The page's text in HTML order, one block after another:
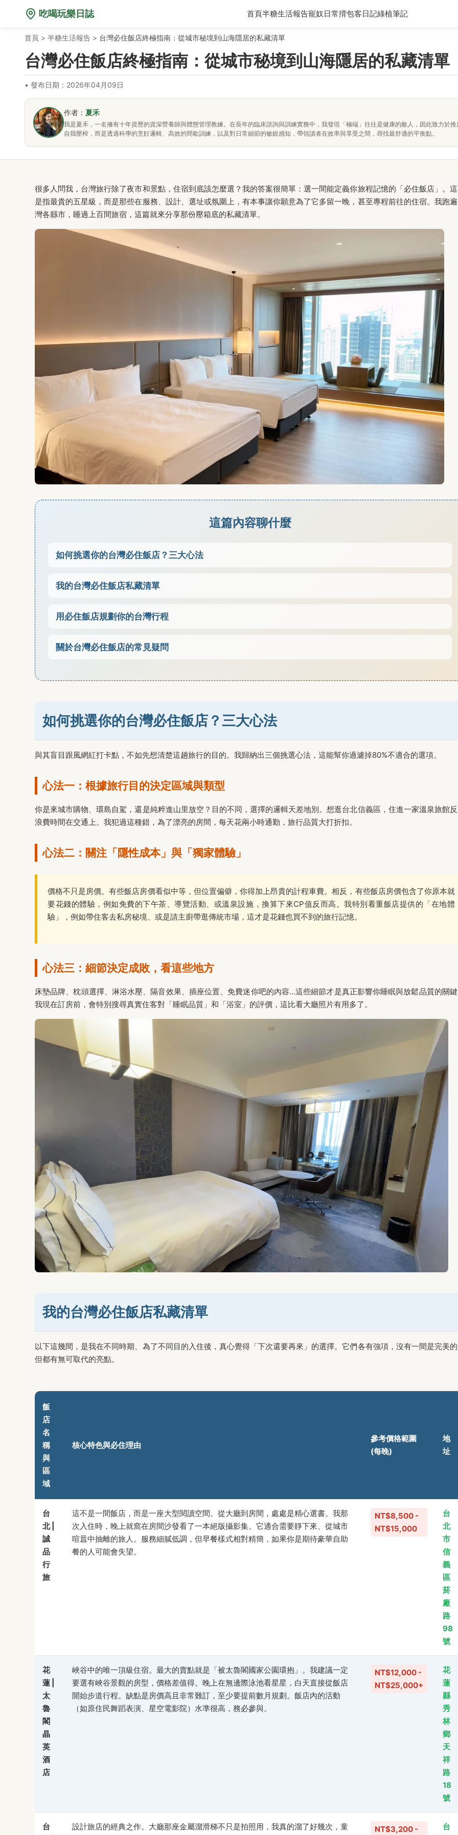
吃喝玩樂日誌 首頁半糖生活報告寵奴日常揹包客日記綠植筆記
首頁 > 半糖生活報告 > 台灣必住飯店終極指南：從城市秘境到山海隱居的私藏清單
台灣必住飯店終極指南：從城市秘境到山海隱居的私藏清單
• 發布日期：2026年04月09日
作者： 夏禾
我是夏禾，一名擁有十年資歷的資深營養師與體態管理教練。在長年的臨床諮詢與訓練實務中，我發現「極端」往往是健康的敵人，因此致力於
自我壓榨，而是透過科學的烹飪邏輯、高效的間歇訓練，以及對日常細節的敏銳感知，帶領讀者在效率與享受之間，尋找最舒適的平衡點。
很多人問我，台灣旅行除了夜市和景點，住宿到底該怎麼選？我的答案很簡單：選一間能定義你旅程記憶的「必住飯店」。
是指最貴的五星級，而是那些在服務、設計、選址或氛圍上，有本事讓你願意為了它多留一晚，甚至專程前往的住宿。我跑
灣各縣市，睡過上百間旅宿，這篇就來分享那份壓箱底的私藏清單。
這篇內容聊什麼
如何挑選你的台灣必住飯店？三大心法
我的台灣必住飯店私藏清單
用必住飯店規劃你的台灣行程
關於台灣必住飯店的常見疑問
如何挑選你的台灣必住飯店？三大心法
與其盲目跟風網紅打卡點，不如先想清楚這趟旅行的目的。我歸納出三個挑選心法，這能幫你過濾掉80%不適合的選項。
心法一：根據旅行目的決定區域與類型
你是來城市購物、環島自駕，還是純粹進山里放空？目的不同，選擇的邏輯天差地別。想逛台北信義區，住進一家溫泉旅館
浪費時間在交通上。我犯過這種錯，為了漂亮的房間，每天花兩小時通勤，旅行品質大打折扣。
心法二：關注「隱性成本」與「獨家體驗」
價格不只是房價。有些飯店房價看似中等，但位置偏僻，你得加上昂貴的計程車費。相反，有些飯店房價包含了你原本就
要花錢的體驗，例如免費的下午茶、導覽活動、或溫泉設施，換算下來CP值反而高。我特別看重飯店提供的「在地體
驗」，例如帶住客去私房秘境、或是請主廚帶逛傳統市場，這才是花錢也買不到的旅行記憶。
心法三：細節決定成敗，看這些地方
床墊品牌、枕頭選擇、淋浴水壓、隔音效果、插座位置、免費迷你吧的內容...這些細節才是真正影響你睡眠與放鬆品質的關
我現在訂房前，會特別搜尋真實住客對「睡眠品質」和「浴室」的評價，這比看大廳照片有用多了。
我的台灣必住飯店私藏清單
以下這幾間，是我在不同時期、為了不同目的入住後，真心覺得「下次還要再來」的選擇。它們各有強項，沒有一間是完美
但都有無可取代的亮點。
飯
店
名
稱
與
區
域
核心特色與必住理由
參考價格範圍
(每晚)
地
址
台
北 |
誠
品
行
旅
這不是一間飯店，而是一座大型閱讀空間。從大廳到房間，處處是精心選書。我那
次入住時，晚上就窩在房間沙發看了一本絕版攝影集。它適合需要靜下來、從城市
喧囂中抽離的旅人。服務細膩低調，但早餐樣式相對精簡，如果你是期待豪華自助
餐的人可能會失望。
NT$8,500 -
NT$15,000
台
北
市
信
義
區
菸
廠
路
98
號
花
蓮 |
太
魯
閣
晶
英
酒
店
峽谷中的唯一頂級住宿。最大的賣點就是「被太魯閣國家公園環抱」。我建議一定
要選有峽谷景觀的房型，價格差值得。晚上在無邊際泳池看星星，白天直接從飯店
開始步道行程。缺點是房價高且非常難訂，至少要提前數月規劃。飯店內的活動
（如原住民舞蹈表演、星空電影院）水準很高，務必參與。
NT$12,000 -
NT$25,000+
花
蓮
縣
秀
林
鄉
天
祥
路
18
號
台
設計旅店的經典之作。大廳那座金屬溜滑梯不只是拍照用，我真的溜了好幾次，童
NT$3,200 -
台